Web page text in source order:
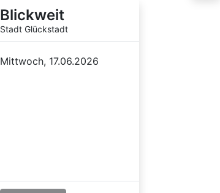
Blickweit
Stadt Glückstadt
Mittwoch, 17.06.2026